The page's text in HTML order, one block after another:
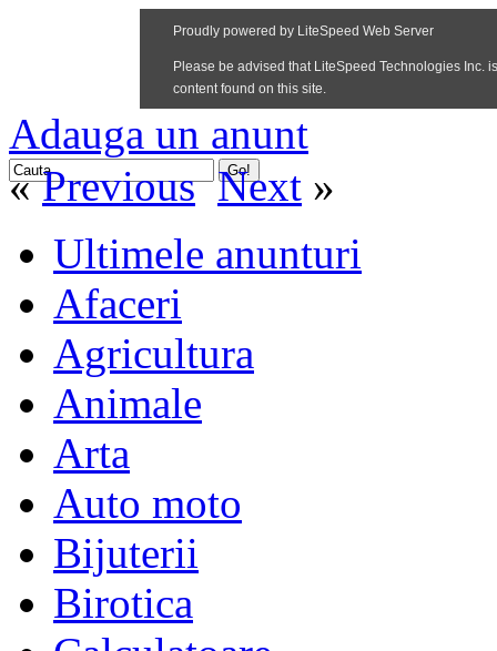
Adauga un anunt
«Previous Next »
Ultimele anunturi
Afaceri
Agricultura
Animale
Arta
Auto moto
Bijuterii
Birotica